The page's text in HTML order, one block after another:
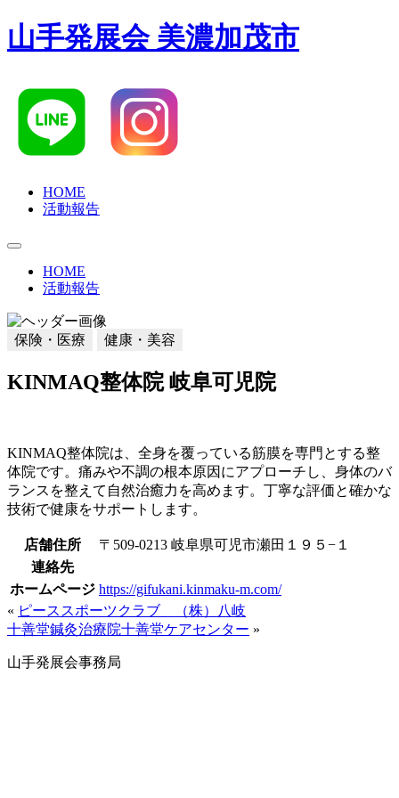
山手発展会 美濃加茂市
HOME
活動報告
HOME
活動報告
保険・医療 健康・美容
KINMAQ整体院 岐阜可児院
KINMAQ整体院は、全身を覆っている筋膜を専門とする整
体院です。痛みや不調の根本原因にアプローチし、身体のバ
ランスを整えて自然治癒力を高めます。丁寧な評価と確かな
技術で健康をサポートします。
店舗住所
〒509-0213 岐阜県可児市瀬田１９５−１
連絡先
ホームページ https://gifukani.kinmaku-m.com/
« ピーススポーツクラブ （株）八岐
十善堂鍼灸治療院十善堂ケアセンター »
山手発展会事務局